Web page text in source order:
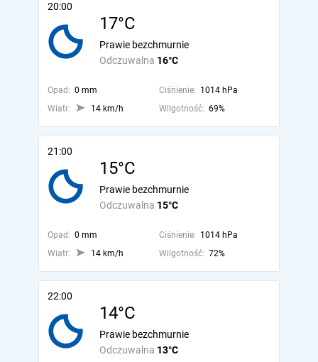
20:00
17°C
Odczuwalna 16°C
Prawie bezchmurnie
Opad: 0 mm Ciśnienie: 1014 hPa
Wiatr:
14 km/h Wilgotność: 69%
21:00
15°C
Odczuwalna 15°C
Prawie bezchmurnie
Opad: 0 mm Ciśnienie: 1014 hPa
Wiatr:
14 km/h Wilgotność: 72%
22:00
14°C
Odczuwalna 13°C
Prawie bezchmurnie